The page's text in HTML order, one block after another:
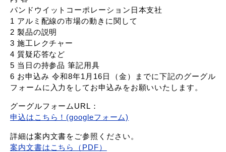
パンドウイットコーポレーション日本支社
1 アルミ配線の市場の動きに関して
2 製品の説明
3 施工レクチャー
4 質疑応答など
5 当日の持参品 筆記用具
6 お申込み 令和8年1月16日（金）までに下記のグーグル
フォームに入力をしてお申込みをお願いいたします。
グーグルフォームURL：
申込はこちら！(googleフォーム)
詳細は案内文書をご参照ください。
案内文書はこちら（PDF）